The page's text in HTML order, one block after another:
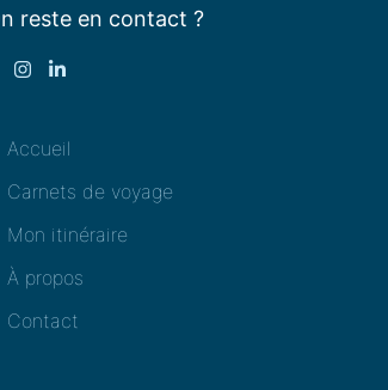
reste en contact ?
Accueil
Carnets de voyage
Mon itinéraire
À propos
Contact